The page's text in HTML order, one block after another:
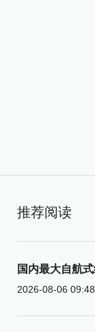
推荐阅读
国内最大自航
2026-08-06 09:48